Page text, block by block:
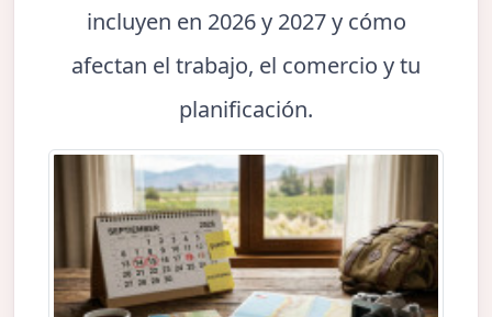
incluyen en 2026 y 2027 y cómo
afectan el trabajo, el comercio y tu
planificación.